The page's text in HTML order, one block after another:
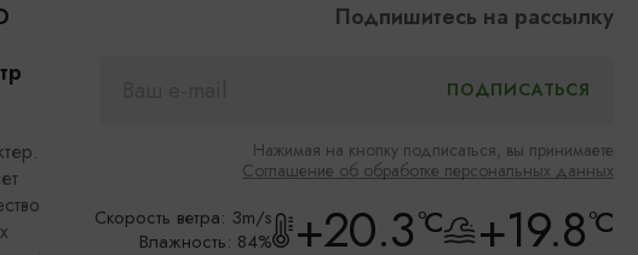
Подпишитесь на рассылку
Нажимая на кнопку подписаться, вы принимаете
Соглашение об обработке персональных данных
Скорость ветра: 3m/s
Влажность: 84%
+20.3°C +19.8°C